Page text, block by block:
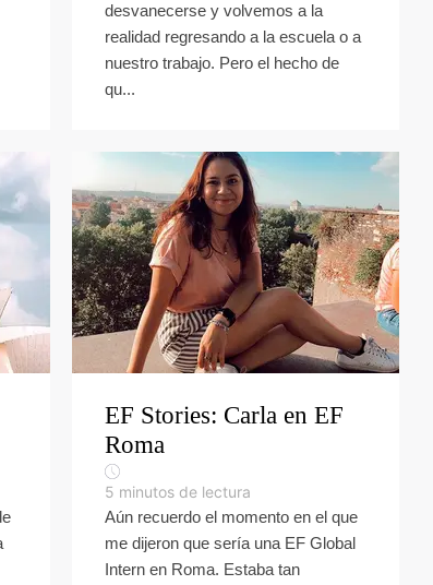
desvanecerse y volvemos a la
realidad regresando a la escuela o a
nuestro trabajo. Pero el hecho de
qu...
EF Stories: Carla en EF
Roma
5 minutos de lectura
Aún recuerdo el momento en el que
me dijeron que sería una EF Global
Intern en Roma. Estaba tan